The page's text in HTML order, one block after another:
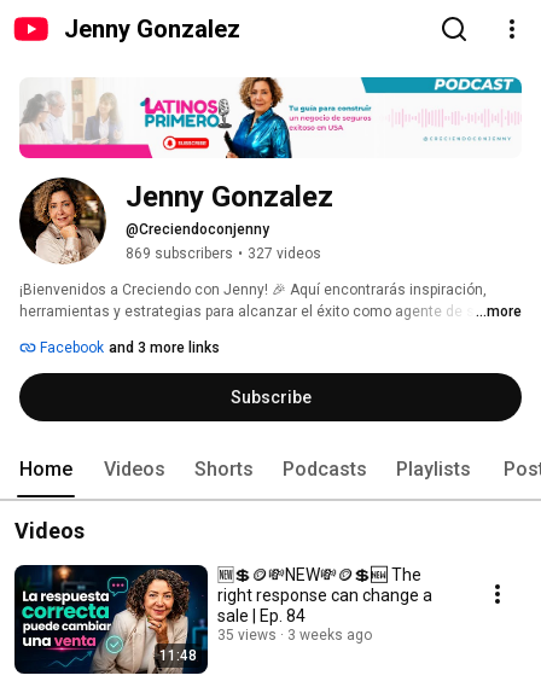
Jenny Gonzalez
Jenny Gonzalez
@Creciendoconjenny
869 subscribers • 327 videos
¡Bienvenidos a Creciendo con Jenny! 🎉 Aquí encontrarás inspiración,
herramientas y estrategias para alcanzar el éxito como agente de seguros
agentes y emprendedores a crecer, superarse y alcanzar sus metas
profesionales y personales. 💼✨
...more
Facebook and 3 more links
Subscribe
Home Videos Shorts Podcasts Playlists
Videos
11:48
🆕💲🪙💸NEW💸🪙💲🆕 The
right response can change a
sale | Ep. 84
35 views 3 weeks ago